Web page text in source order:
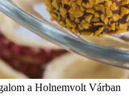
a Holnemvolt Várban